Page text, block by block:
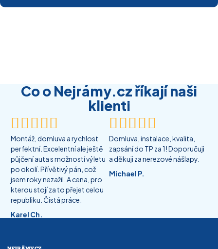
Co o Nejrámy.cz říkají naši
klienti

Montáž, domluva a rychlost
perfektní. Excelentní ale ještě
půjčení auta s možností výletu
po okolí. Přívětivý pán, což
jsem roky nezažil. A cena, pro
kterou stojí za to přejet celou
republiku. Čistá práce.
Karel Ch.

Domluva, instalace, kvalita,
zapsání do TP za 1! Doporučuji
a děkuji za nerezové nášlapy.
Michael P.